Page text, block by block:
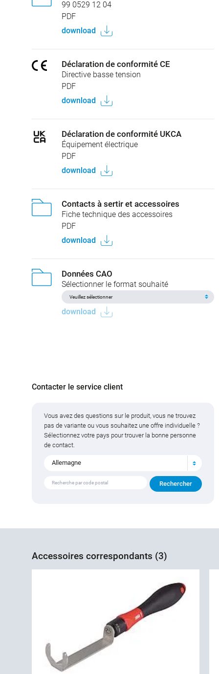
99 0529 12 04
PDF
download
Déclaration de conformité CE
Directive basse tension
PDF
download
Déclaration de conformité UKCA
Équipement électrique
PDF
download
Contacts à sertir et accessoires
Fiche technique des accessoires
PDF
download
Données CAO
Sélectionner le format souhaité
download
Contacter le service client
Vous avez des questions sur le produit, vous ne trouvez
pas de variante ou vous souhaitez une offre individuelle ?
Sélectionnez votre pays pour trouver la bonne personne
de contact.
Allemagne
Accessoires correspondants (3)